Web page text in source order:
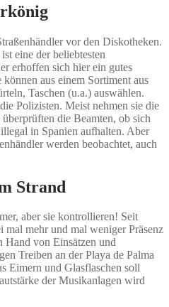
vor den Diskotheken.
eine der beliebtesten
erhoffen sich hier ein gutes
aus einem Sortiment aus
Taschen (u.a.) auswählen.
Polizisten. Meist nehmen sie die
die Beamten, ob sich
in Spanien aufhalten. Aber
werden beobachtet, auch
Strand
aber sie kontrollieren! Seit
mehr und mal weniger Präsenz
Hand von Einsätzen und
Treiben an der Playa de Palma
Eimern und Glasflaschen soll
der Musikanlagen wird